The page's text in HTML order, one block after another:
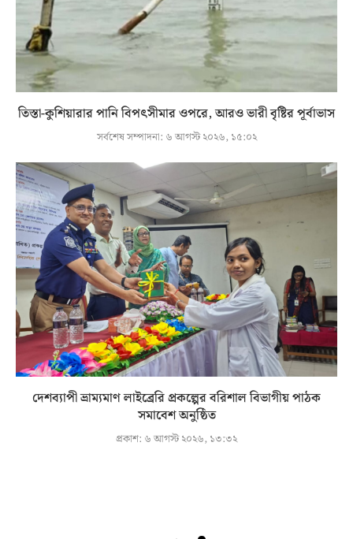
তিস্তা-কুশিয়ারার পানি বিপৎসীমার ওপরে, আরও ভারী বৃষ্টির পূর্বাভাস
সর্বশেষ সম্পাদনা: ৬ আগস্ট ২০২৬, ১৫:০২
দেশব্যাপী ভ্রাম্যমাণ লাইব্রেরি প্রকল্পের বরিশাল বিভাগীয় পাঠক
সমাবেশ অনুষ্ঠিত
প্রকাশ: ৬ আগস্ট ২০২৬, ১৩:৩২